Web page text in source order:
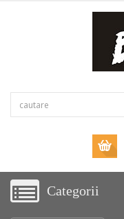
Categorii